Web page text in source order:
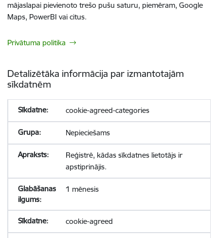
mājaslapai pievienoto trešo pušu saturu, piemēram, Google
Maps, PowerBI vai citus.
Privātuma politika
Detalizētāka informācija par izmantotajām
sīkdatnēm
cookie-agreed-categories
Nepieciešams
Reģistrē, kādas sīkdatnes lietotājs ir
apstiprinājis.
1 mēnesis
cookie-agreed